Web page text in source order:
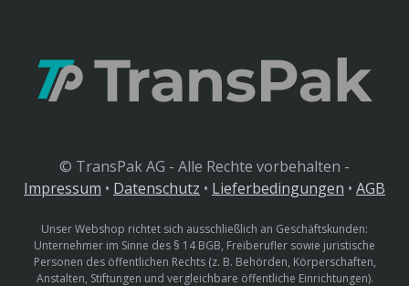
© TransPak AG - Alle Rechte vorbehalten -
Impressum • Datenschutz • Lieferbedingungen • AGB
Unser Webshop richtet sich ausschließlich an Geschäftskunden:
Unternehmer im Sinne des § 14 BGB, Freiberufler sowie juristische
Personen des öffentlichen Rechts (z. B. Behörden, Körperschaften,
Anstalten, Stiftungen und vergleichbare öffentliche Einrichtungen).